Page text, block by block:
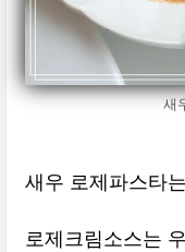
새
새우 로제파스타
로제크림소스는